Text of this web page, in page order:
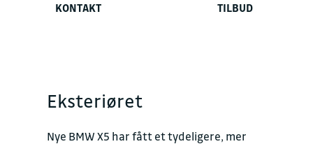
KONTAKT TILBUD
Eksteriøret
Nye BMW X5 har fått et tydeligere, mer